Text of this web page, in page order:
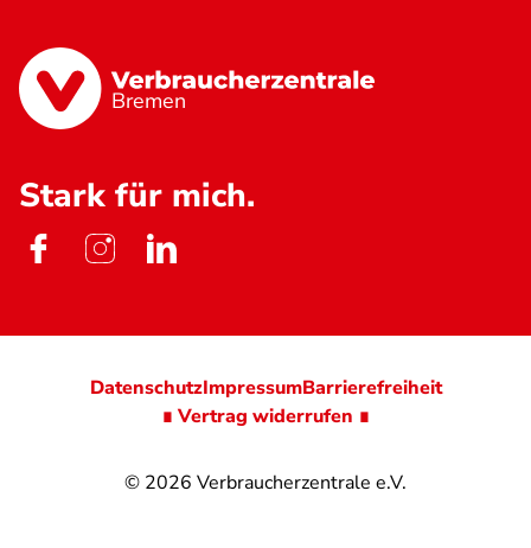
Bremen
Stark für mich.
© 2026 Verbraucherzentrale e.V.
DatenschutzImpressumBarrierefreiheit
∎ Vertrag widerrufen ∎